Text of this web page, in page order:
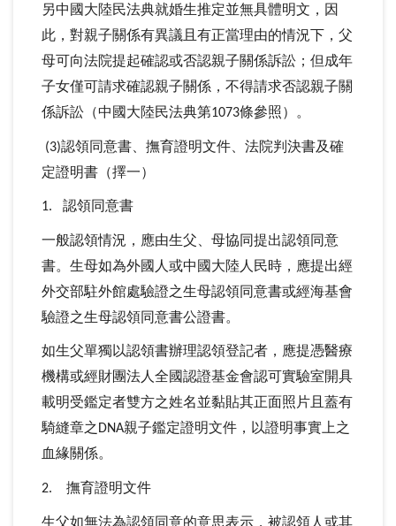
另中國大陸民法典就婚生推定並無具體明文，因
此，對親子關係有異議且有正當理由的情況下，父
母可向法院提起確認或否認親子關係訴訟；但成年
子女僅可請求確認親子關係，不得請求否認親子關
係訴訟（中國大陸民法典第1073條參照）。
(3)認領同意書、撫育證明文件、法院判決書及確
定證明書（擇一）
1. 認領同意書
一般認領情況，應由生父、母協同提出認領同意
書。生母如為外國人或中國大陸人民時，應提出經
外交部駐外館處驗證之生母認領同意書或經海基會
驗證之生母認領同意書公證書。
如生父單獨以認領書辦理認領登記者，應提憑醫療
機構或經財團法人全國認證基金會認可實驗室開具
載明受鑑定者雙方之姓名並黏貼其正面照片且蓋有
騎縫章之DNA親子鑑定證明文件，以證明事實上之
血緣關係。
2. 撫育證明文件
生父如無法為認領同意的意思表示，被認領人或其